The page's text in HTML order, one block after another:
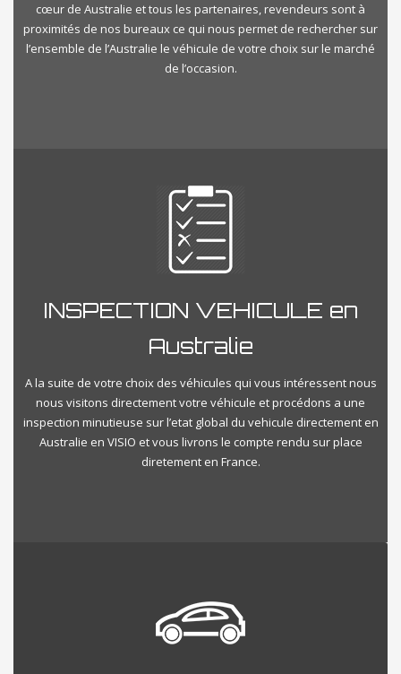
cœur de Australie et tous les partenaires, revendeurs sont à
proximités de nos bureaux ce qui nous permet de rechercher sur
l’ensemble de l’Australie le véhicule de votre choix sur le marché
de l’occasion.
INSPECTION VEHICULE en
Australie
A la suite de votre choix des véhicules qui vous intéressent nous
nous visitons directement votre véhicule et procédons a une
inspection minutieuse sur l’etat global du vehicule directement en
Australie en VISIO et vous livrons le compte rendu sur place
diretement en France.